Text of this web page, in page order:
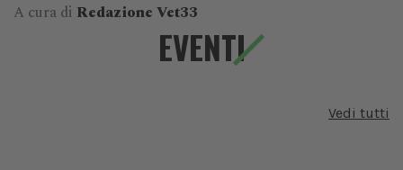
A cura di Redazione Vet33
EVENTI
Vedi tutti